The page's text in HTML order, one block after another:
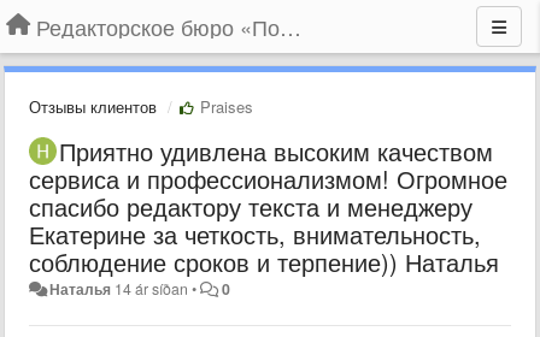
Редакторское бюро «По правилам»
Отзывы клиентов Praises
Приятно удивлена высоким качеством
сервиса и профессионализмом! Огромное
спасибо редактору текста и менеджеру
Екатерине за четкость, внимательность,
соблюдение сроков и терпение)) Наталья
Наталья 14 ár síðan • 0